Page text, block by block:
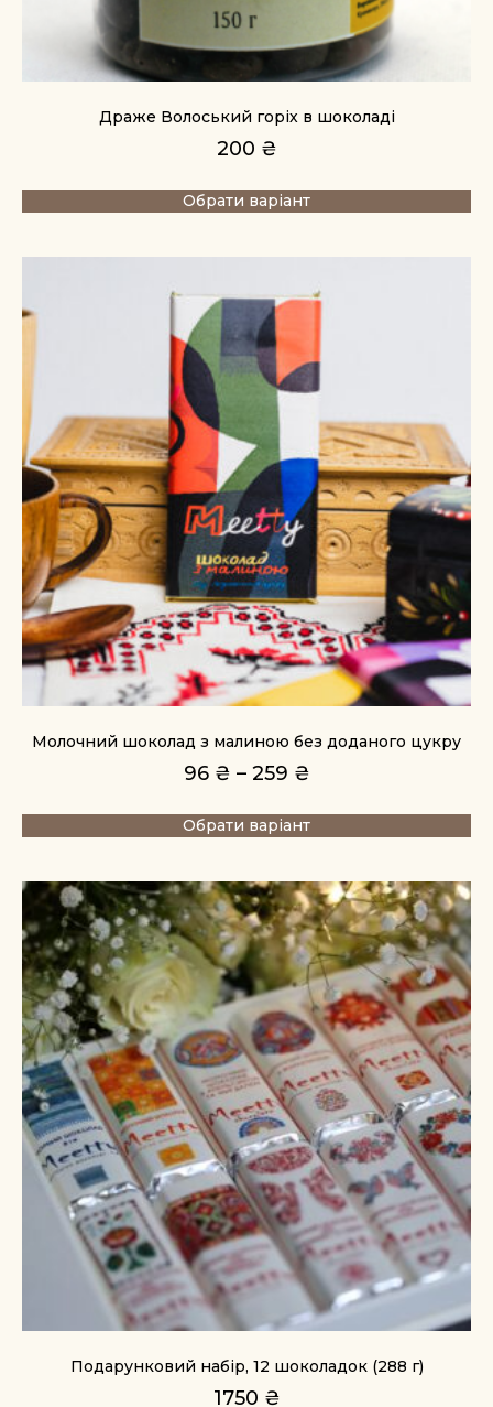
Драже Волоський горіх в шоколаді
200 ₴
Обрати варіант
Молочний шоколад з малиною без доданого цукру
96 ₴ – 259 ₴
Обрати варіант
Подарунковий набір, 12 шоколадок (288 г)
1750 ₴